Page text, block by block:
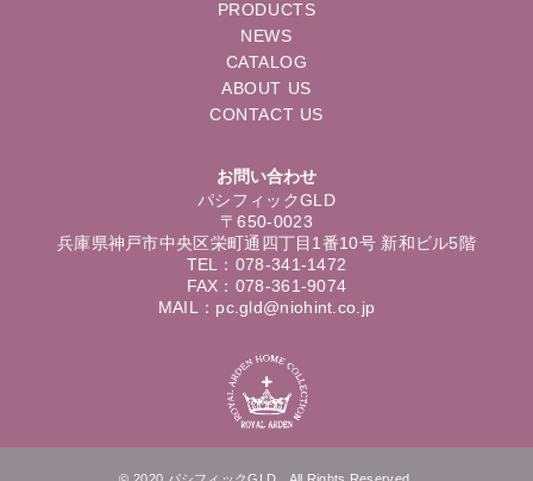
PRODUCTS
NEWS
CATALOG
ABOUT US
CONTACT US
お問い合わせ
パシフィックGLD
〒650-0023
兵庫県神戸市中央区栄町通四丁目1番10号 新和ビル5階
TEL：078-341-1472
FAX：078-361-9074
MAIL：pc.gld@niohint.co.jp